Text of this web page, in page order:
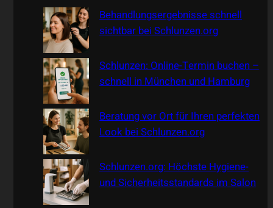
Behandlungsergebnisse schnell
sichtbar bei Schlunzen.org
Schlunzen: Online-Termin buchen –
schnell in München und Hamburg
Beratung vor Ort für Ihren perfekten
Look bei Schlunzen.org
Schlunzen.org: Höchste Hygiene-
und Sicherheitsstandards im Salon